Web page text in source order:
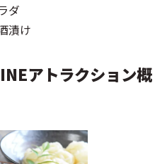
ダ
漬け
アトラクション概